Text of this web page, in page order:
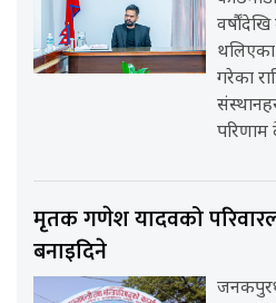
थलिएका
गरेका
परिणाम
मृतक गणेश यादवको
बनाइदिने